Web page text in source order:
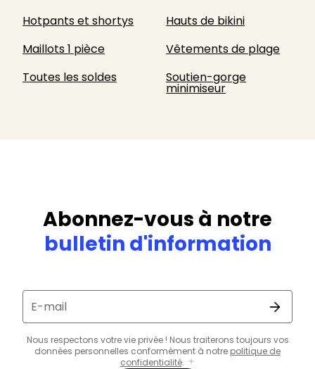
Hotpants et shortys
Hauts de bikini
Maillots 1 pièce
Vêtements de plage
Toutes les soldes
Soutien-gorge
minimiseur
Abonnez-vous à notre
bulletin d'information
E-mail
Nous respectons votre vie privée ! Nous traiterons toujours vos
données personnelles conformément à notre politique de
confidentialité.